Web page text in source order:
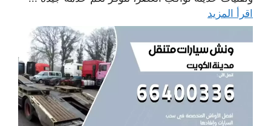
اقرأ المزيد